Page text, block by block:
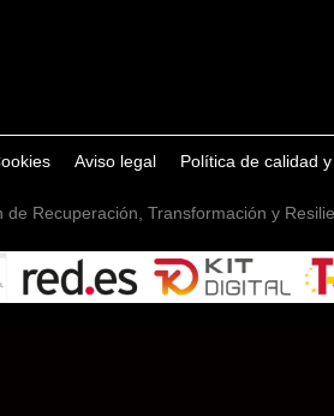
Aviso legal Política de calidad
Recuperación, Transformación y